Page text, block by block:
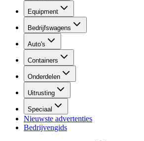
Equipment
Bedrijfswagens
Auto's
Containers
Onderdelen
Uitrusting
Speciaal
Nieuwste advertenties
Bedrijvengids